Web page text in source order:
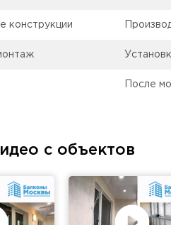
конструкции
После
с объектов